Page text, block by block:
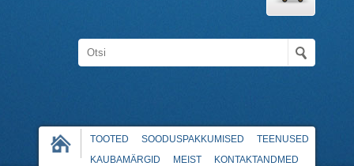
TOOTED SOODUSPAKKUMISED
TEENUSED
KAUBAMÄRGID
MEIST KONTAKTANDMED